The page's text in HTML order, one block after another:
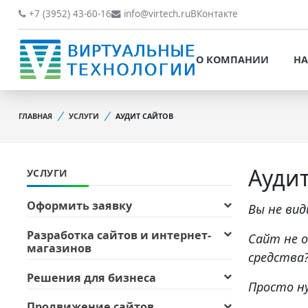
О КОМПАНИИ
ВИДЫ ДЕЯТЕЛЬНОСТИ
НОВОСТИ
НАШИ ПРЕИМУЩЕСТВА
ОФИЦИАЛЬНЫЕ
ДОКУМЕНТЫ
ОБРАТНАЯ СВЯЗЬ
ОТЗЫВЫ КЛИЕНТОВ
НАШИ РАБОТЫ
+7 (3952) 43-60-16 info@virtech.ruВКонтакте
О КОМПАНИИ
ОБРАБОТКА
ОФИЦИАЛЬНЫЕ
ОБРАТНАЯ СВЯЗЬ
ОТЗЫВЫ КЛИЕНТОВ
ГЛАВНАЯ УСЛУГИ АУДИТ САЙТОВ
Вы не
Сайт не
Просто
УСЛУГИ
Оформить заявку
Разработка сайтов и интернет-
магазинов
Решения для бизнеса